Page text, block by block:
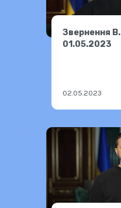
Звернення
01.05.2023
02.05.2023